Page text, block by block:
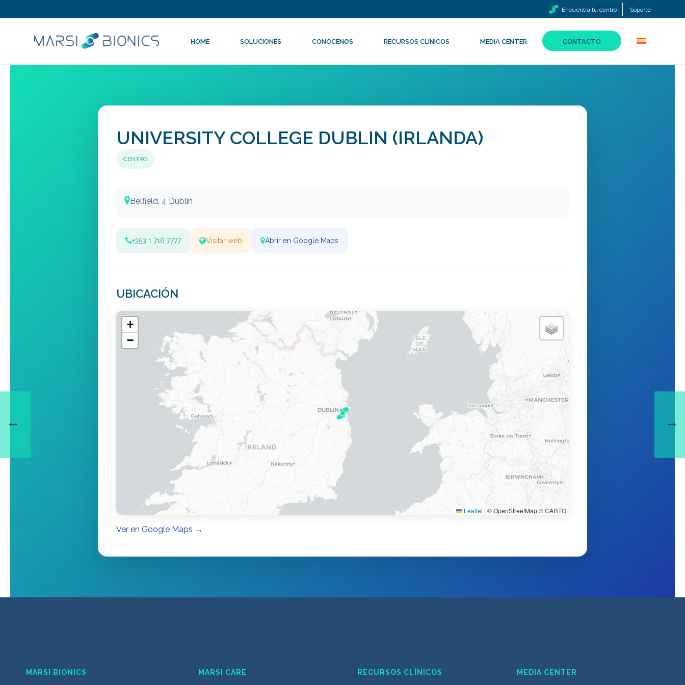
Encuentra tu centro Soporte
HOME SOLUCIONES CONÓCENOS RECURSOS CLÍNICOS MEDIA CENTER CONTACTO
UNIVERSITY COLLEGE DUBLIN (IRLANDA)
CENTRO
Belfield, 4 Dublin
+353 1 716 7777 Visitar web Abrir en Google Maps
UBICACIÓN
+
−
Leaflet | © OpenStreetMap © CARTO
Ver en Google Maps →
MARSI BIONICS MARSI CARE RECURSOS CLÍNICOS MEDIA CENTER